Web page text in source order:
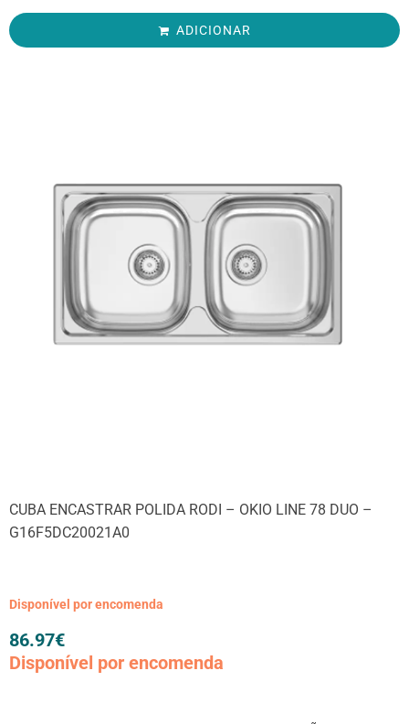
ADICIONAR
CUBA ENCASTRAR POLIDA RODI – OKIO LINE 78 DUO –
G16F5DC20021A0
Disponível por encomenda
86.97€
Disponível por encomenda